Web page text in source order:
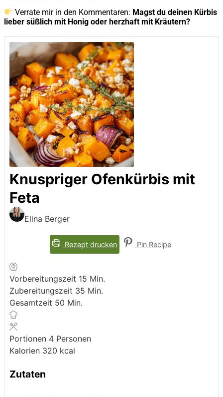
Verrate mir in den Kommentaren: Magst du deinen Kürbis
lieber süßlich mit Honig oder herzhaft mit Kräutern?
Knuspriger Ofenkürbis mit
Feta
Elina Berger
Rezept drucken Pin Recipe
Vorbereitungszeit 15 Minuten
Min.
Zubereitungszeit 35 Minuten
Min.
Gesamtzeit 50 Minuten
Min.
Portionen 4 Personen
Kalorien 320 kcal
Zutaten